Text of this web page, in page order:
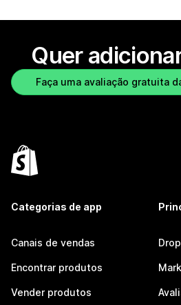
Quer
Faça uma avaliação gratuita
Categorias de app
Canais de vendas
Encontrar produtos
Vender produtos